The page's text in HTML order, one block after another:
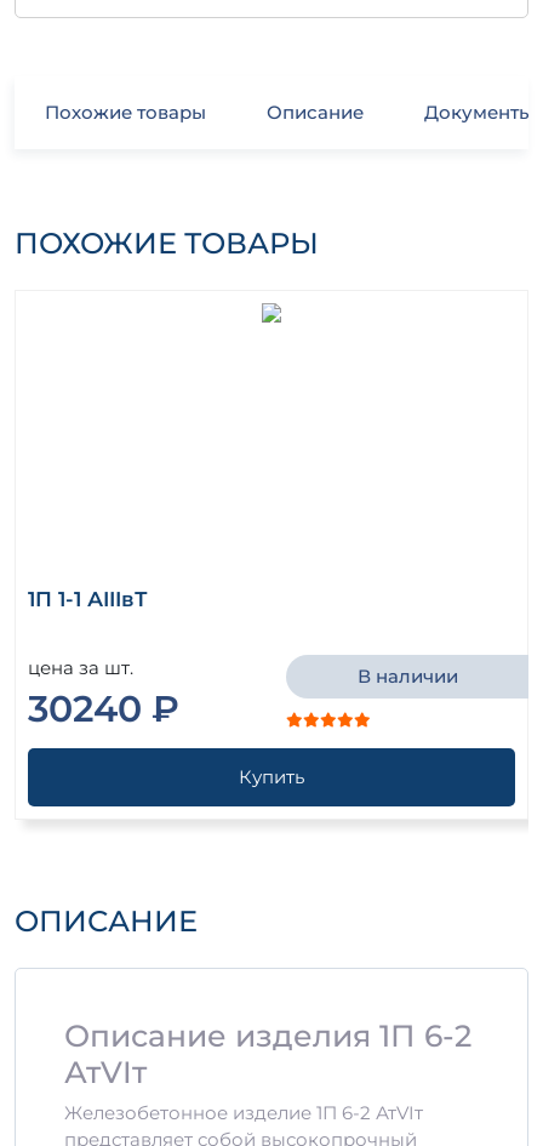
Похожие товары Описание Документы
ПОХОЖИЕ ТОВАРЫ
1П 1-1 АIIIвТ
цена за шт.
30240 ₽
В наличии
Купить
ОПИСАНИЕ
Описание изделия 1П 6-2
АтVIт
Железобетонное изделие 1П 6-2 АтVIт
представляет собой высокопрочный